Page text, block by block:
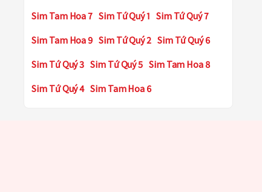
Sim Tam Hoa 7 Sim Tứ Quý 1 Sim Tứ Quý 7
Sim Tam Hoa 9 Sim Tứ Quý 2 Sim Tứ Quý 6
Sim Tứ Quý 3 Sim Tứ Quý 5 Sim Tam Hoa 8
Sim Tứ Quý 4 Sim Tam Hoa 6